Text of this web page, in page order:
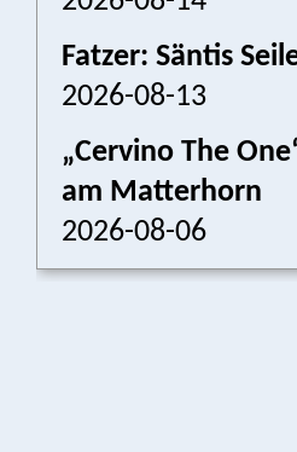
Fatzer: Säntis
2026-08-13
„Cervino The
am Matterhorn
2026-08-06